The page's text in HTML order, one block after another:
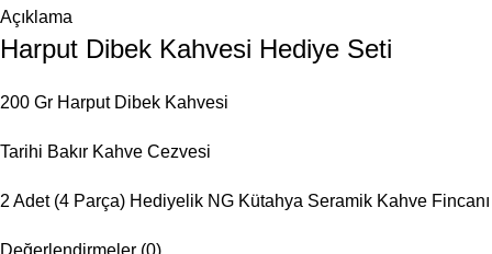
Açıklama
Harput Dibek Kahvesi Hediye Seti
200 Gr Harput Dibek Kahvesi
Tarihi Bakır Kahve Cezvesi
2 Adet (4 Parça) Hediyelik NG Kütahya Seramik Kahve Fincanı
Değerlendirmeler (0)